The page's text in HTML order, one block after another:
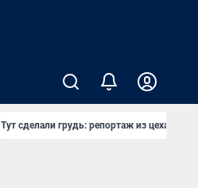
Тут сделали грудь: репортаж из цеха